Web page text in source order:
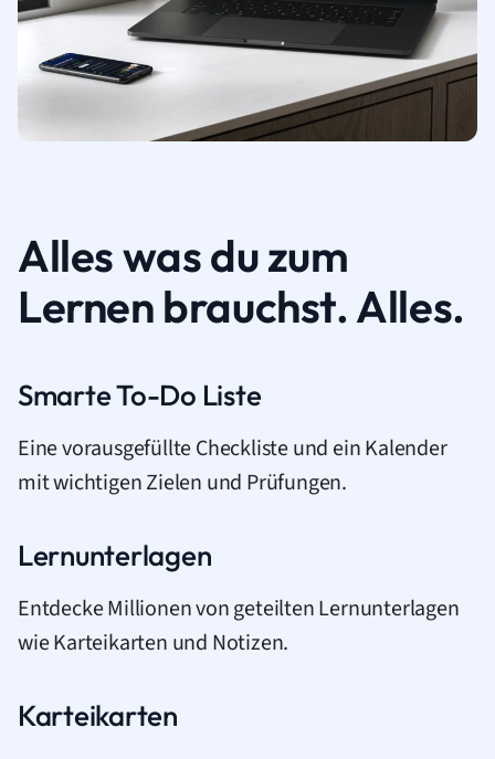
Alles was du zum
Lernen brauchst. Alles.
Smarte To-Do Liste
Eine vorausgefüllte Checkliste und ein Kalender
mit wichtigen Zielen und Prüfungen.
Lernunterlagen
Entdecke Millionen von geteilten Lernunterlagen
wie Karteikarten und Notizen.
Karteikarten